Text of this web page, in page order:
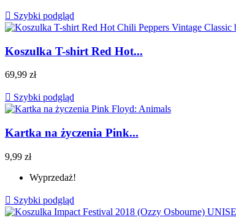
 Szybki podgląd
Koszulka T-shirt Red Hot...
69,99 zł
 Szybki podgląd
Kartka na życzenia Pink...
9,99 zł
Wyprzedaż!
 Szybki podgląd